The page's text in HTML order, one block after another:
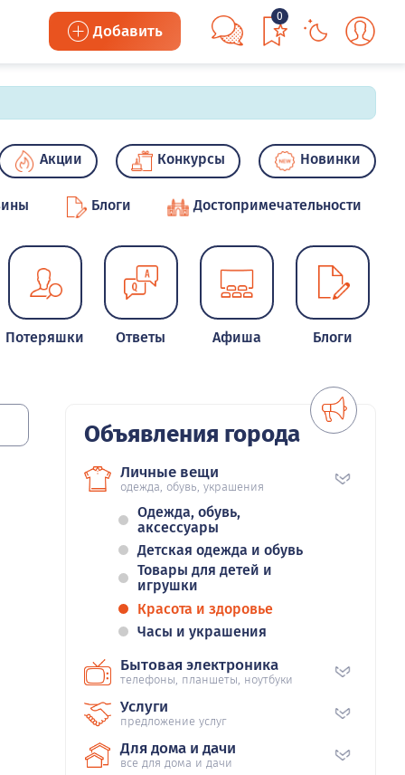
Добавить
0
Акции Конкурсы Новинки
Блоги Достопримечательности
Потеряшки Ответы Афиша Блоги
Объявления города
Личные вещи
одежда, обувь, украшения
Одежда, обувь,
аксессуары
Детская одежда и обувь
Товары для детей и
игрушки
Красота и здоровье
Часы и украшения
Бытовая электроника
телефоны, планшеты, ноутбуки
Услуги
предложение услуг
Для дома и дачи
все для дома и дачи